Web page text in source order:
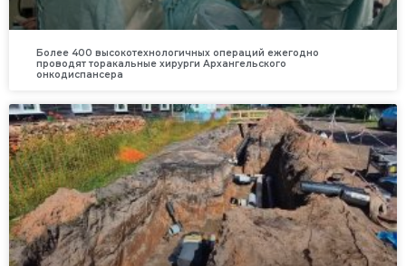
Более 400 высокотехнологичных операций ежегодно
проводят торакальные хирурги Архангельского
онкодиспансера